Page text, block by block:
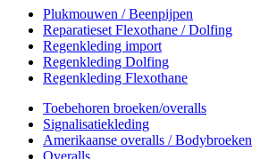
Plukmouwen / Beenpijpen
Reparatieset Flexothane / Dolfing
Regenkleding import
Regenkleding Dolfing
Regenkleding Flexothane
Toebehoren broeken/overalls
Signalisatiekleding
Amerikaanse overalls / Bodybroeken
Overalls